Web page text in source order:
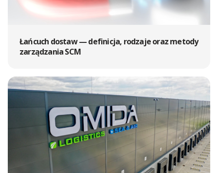
Łańcuch dostaw — definicja, rodzaje oraz metody
zarządzania SCM